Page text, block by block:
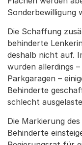
Sonderbewilligung
Die Schaffung
behinderte
deshalb nicht auf.
wurden allerdings
Parkgaragen –
Behinderte
schlecht
Die Markierung
Behinderte